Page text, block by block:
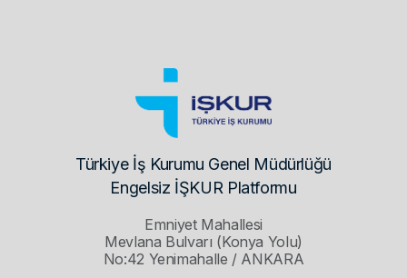
Türkiye İş Kurumu Genel Müdürlüğü
Engelsiz İŞKUR Platformu
Emniyet Mahallesi
Mevlana Bulvarı (Konya Yolu)
No:42 Yenimahalle / ANKARA